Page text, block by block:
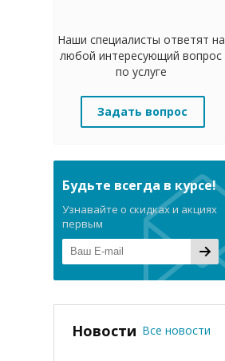
Наши специалисты ответят на
любой интересующий вопрос
по услуге
Задать вопрос
Будьте всегда в курсе!
Узнавайте о скидках и акциях
первым
Новости Все новости